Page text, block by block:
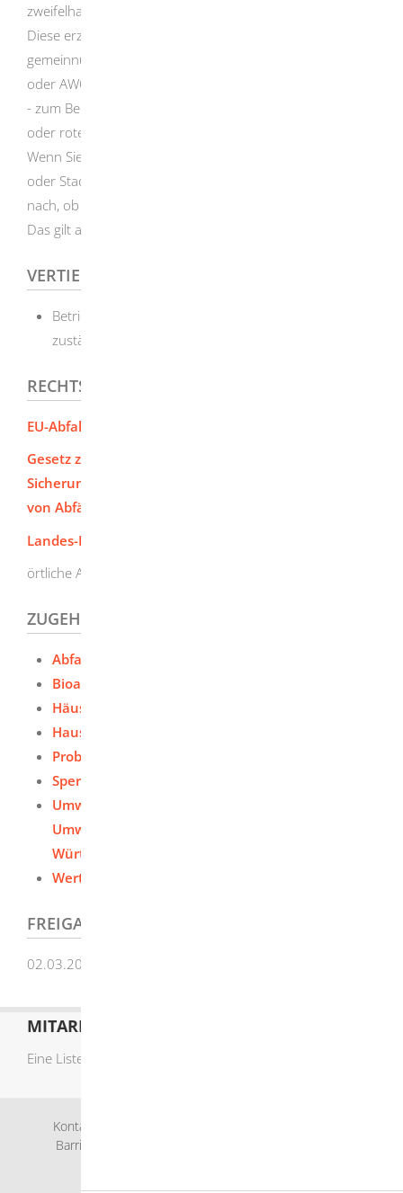
zweifelhaften Haustür-„Sammlungen“ zu überlassen.
Diese erzeugen manchmal den Eindruck echter
gemeinnütziger Sammlungen (beispielsweise der Caritas
oder AWO) oder zugelassener gewerblicher Sammlungen
- zum Beispiel durch vorgetäuschte christliche Symbole
oder rote Kreuze. Dafür sind Ihre Alttextilien zu schade!
Wenn Sie sich unsicher sind, fragen Sie bei Ihrer Land-
oder Stadtkreisbehörde (Untere Abfallrechtsbehörde)
nach, ob die fragliche Sammlung dort zugelassen wurde.
Das gilt auch für Papier- und Schrottsammlungen.
VERTIEFENDE INFORMATIONEN
Betriebliche Abfallwirtschaft, Abfallberatung des
zuständigen öffentlich-rechtlichen Entsorgers
RECHTSGRUNDLAGE
EU-Abfallrahmenrichtlinie
Gesetz zur Förderung der Kreislaufwirtschaft und
Sicherung der umweltverträglichen Bewirtschaftung
von Abfällen - Kreislaufwirtschaftsgesetz (KrWG)
Landes-Kreislaufwirtschaftsgesetz (LKreiWiG)
örtliche Abfallwirtschaftssatzung
ZUGEHÖRIGE LEISTUNGEN
Abfall und Müll entsorgen
Bioabfall entsorgen
Häusliche Grünabfälle entsorgen
Hausmüll entsorgen
Problemstoffe aus Privathaushalten entsorgen
Sperrmüll entsorgen
Umweltbeeinträchtigungen bei der
Umweltmeldestelle der Landesregierung Baden-
Württemberg melden
Wertstoffe entsorgen
FREIGABEVERMERK
02.03.2026 Umweltministerium Baden-Württemberg
MITARBEITERLISTE
Eine Liste der Mitarbeiter von A-Z finden Sie
Kontakt
Barrierefreiheit